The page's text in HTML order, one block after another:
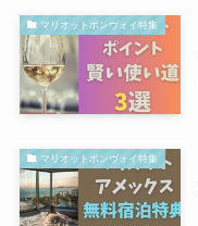
マリオットボンヴォイ特集
マリオットボンヴォイ特集